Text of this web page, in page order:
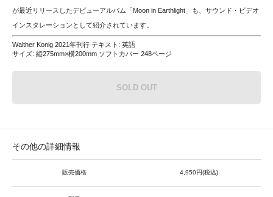
が最近リリースしたデビューアルバム「Moon in Earthlight」も、サウンド・ビデオ
インスタレーションとして紹介されています。
Walther Konig 2021年刊行 テキスト: 英語
サイズ: 縦275mm×横200mm ソフトカバー 248ページ
SOLD OUT
その他の詳細情報
販売価格 4,950円(税込)